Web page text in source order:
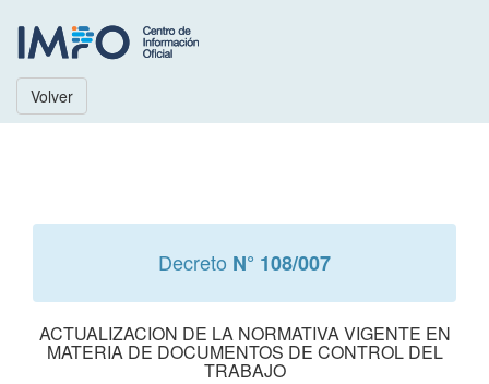
Volver
Decreto N° 108/007
ACTUALIZACION DE LA NORMATIVA VIGENTE EN
MATERIA DE DOCUMENTOS DE CONTROL DEL
TRABAJO